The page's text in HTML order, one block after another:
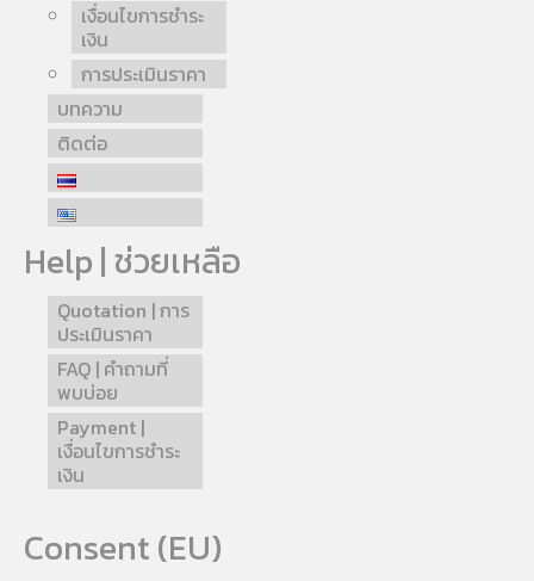
เงื่อนไขการชำระ
เงิน
การประเมินราคา
บทความ
ติดต่อ
Help | ช่วยเหลือ
Quotation | การ
ประเมินราคา
FAQ | คำถามที่
พบบ่อย
Payment |
เงื่อนไขการชำระ
เงิน
Consent (EU)